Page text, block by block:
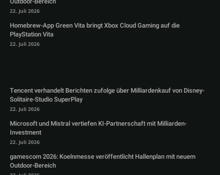
22. Juli 2026
Homebrew-App Green Vita bringt Xbox Cloud Gaming auf die
PlayStation Vita
22. Juli 2026
Tencent verhandelt Berichten zufolge über Milliardenkauf von Disney-
Solitaire-Studio SuperPlay
22. Juli 2026
Microsoft und Mistral vertiefen KI-Partnerschaft mit Milliarden-
Investment
22. Juli 2026
gamescom 2026: Koelnmesse veröffentlicht Hallenplan mit neuem
Outdoor-Bereich